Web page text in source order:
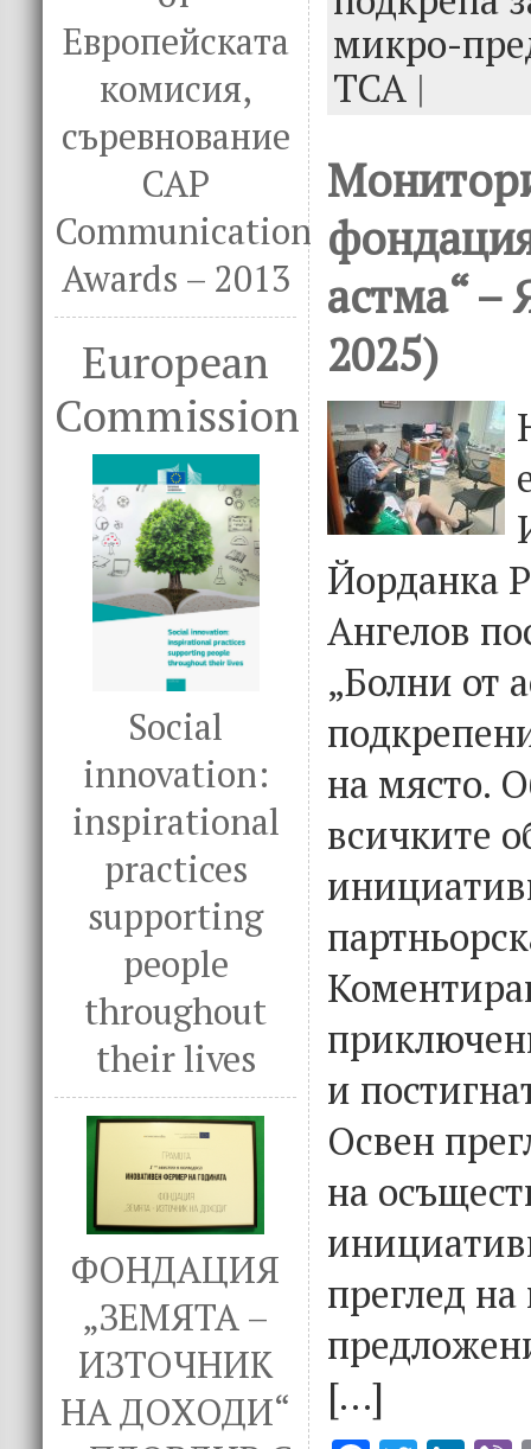
Европейската
комисия,
съревнование
CAP
Communication
Awards – 2013
European
Commission
Social
innovation:
inspirational
practices
supporting
people
throughout
their lives
ФОНДАЦИЯ
„ЗЕМЯТА –
ИЗТОЧНИК
НА ДОХОДИ“
микро-
ТСА |
астма“
2025)
Йорданка
Ангелов
„Болни от
на място.
всичките
и
Освен
на
преглед
[…]